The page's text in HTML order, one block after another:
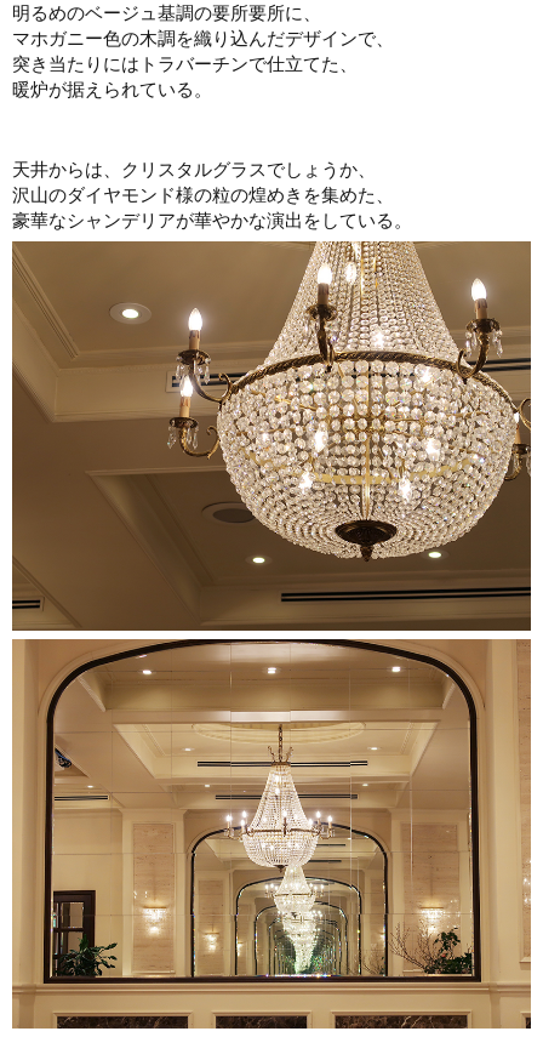
明るめのベージュ基調の要所要所に、
マホガニー色の木調を織り込んだデザインで、
突き当たりにはトラバーチンで仕立てた、
暖炉が据えられている。
天井からは、クリスタルグラスでしょうか、
沢山のダイヤモンド様の粒の煌めきを集めた、
豪華なシャンデリアが華やかな演出をしている。